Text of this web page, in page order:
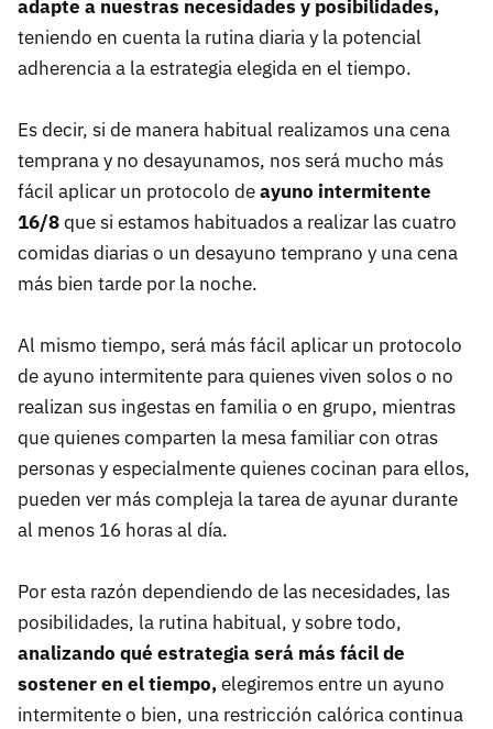
adapte a nuestras necesidades y posibilidades,
teniendo en cuenta la rutina diaria y la potencial
adherencia a la estrategia elegida en el tiempo.
Es decir, si de manera habitual realizamos una cena
temprana y no desayunamos, nos será mucho más
fácil aplicar un protocolo deayuno intermitente
16/8que si estamos habituados a realizar las cuatro
comidas diarias o un desayuno temprano y una cena
más bien tarde por la noche.
Al mismo tiempo, será más fácil aplicar un protocolo
de ayuno intermitente para quienes viven solos o no
realizan sus ingestas en familia o en grupo, mientras
que quienes comparten la mesa familiar con otras
personas y especialmente quienes cocinan para ellos,
pueden ver más compleja la tarea de ayunar durante
al menos 16 horas al día.
Por esta razón dependiendo de las necesidades, las
posibilidades, la rutina habitual, y sobre todo,
analizando qué estrategia será más fácil de
sostener en el tiempo,elegiremos entre un ayuno
intermitente o bien, una restricción calórica continua